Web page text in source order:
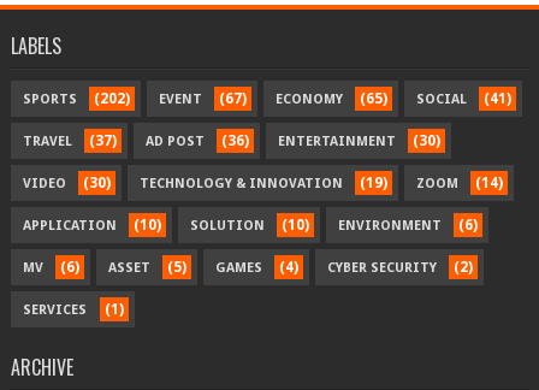
LABELS
SPORTS (202) EVENT (67) ECONOMY (65) SOCIAL (41)
TRAVEL (37) AD POST (36) ENTERTAINMENT (30)
VIDEO (30) TECHNOLOGY & INNOVATION (19) ZOOM (14)
APPLICATION (10) SOLUTION (10) ENVIRONMENT (6)
MV (6) ASSET (5) GAMES (4) CYBER SECURITY (2)
SERVICES (1)
ARCHIVE